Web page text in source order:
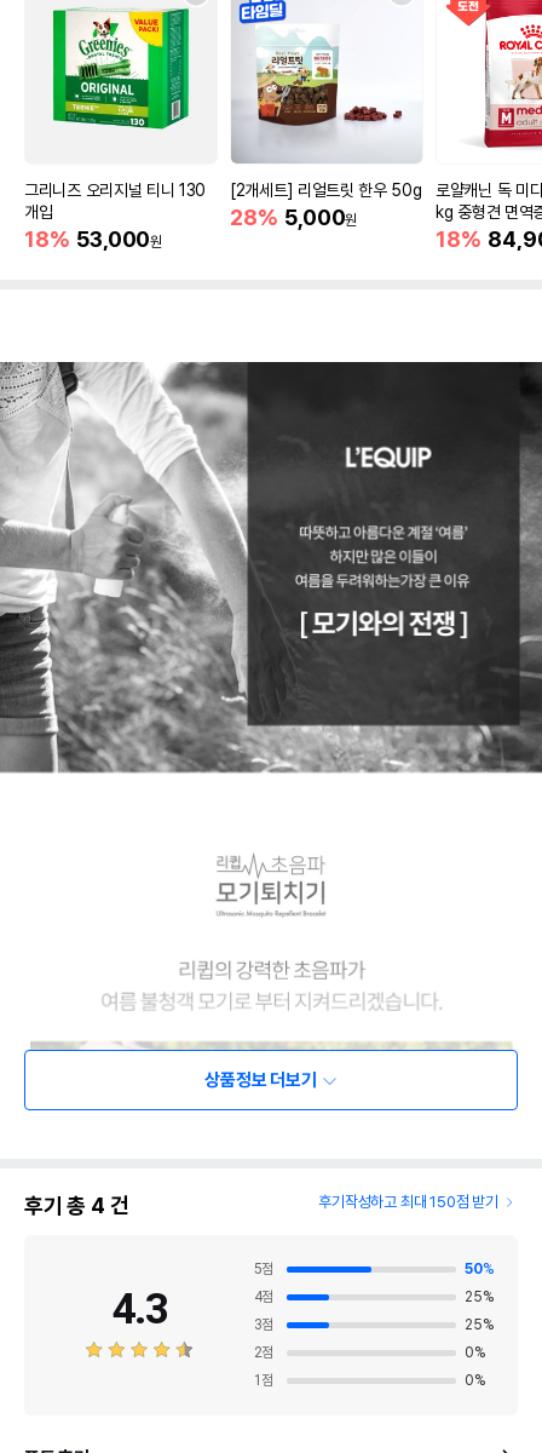
그리니즈 오리지널 티니 130
개입
18% 53,000원
[2개세트] 리얼트릿 한우 50g
28% 5,000원
로얄캐닌 독 미
kg 중형견 면역
18%
상품정보 더보기
후기 총 4 건 후기작성하고 최대 150점 받기
4.3
5점 50%
4점 25%
3점 25%
2점 0%
1 점 0%